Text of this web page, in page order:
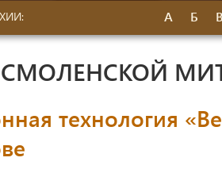
А Б
технология